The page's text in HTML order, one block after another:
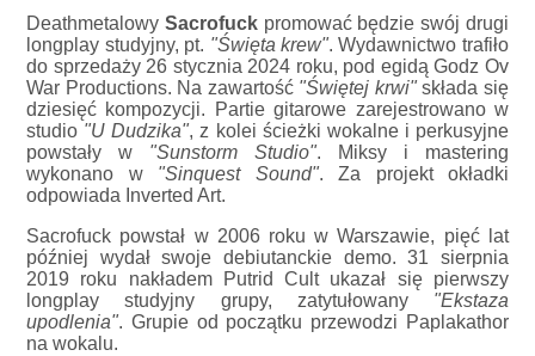
Deathmetalowy Sacrofuckpromować będzie swój drugi
longplay studyjny, pt. "Święta krew". Wydawnictwo trafiło
do sprzedaży 26 stycznia 2024 roku, pod egidą Godz Ov
War Productions. Na zawartość "Świętej krwi"składa się
dziesięć kompozycji. Partie gitarowe zarejestrowano w
studio "U Dudzika", z kolei ścieżki wokalne i perkusyjne
powstały w "Sunstorm Studio". Miksy i mastering
wykonano w "Sinquest Sound". Za projekt okładki
odpowiada Inverted Art.
Sacrofuck powstał w 2006 roku w Warszawie, pięć lat
później wydał swoje debiutanckie demo. 31 sierpnia
2019 roku nakładem Putrid Cult ukazał się pierwszy
longplay studyjny grupy, zatytułowany "Ekstaza
upodlenia". Grupie od początku przewodzi Paplakathor
na wokalu.